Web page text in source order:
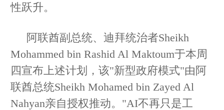
性跃升。
阿联酋副总统、迪拜统治者Sheikh
Mohammed bin Rashid Al Maktoum于本周
四宣布上述计划，该"新型政府模式"由阿
联酋总统Sheikh Mohamed bin Zayed Al
Nahyan亲自授权推动。"AI不再只是工